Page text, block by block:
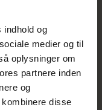
indhold og
medier og til
oplysninger om
partnere inden
og
disse
ørestik sølv kugle
zirkoniasten 4mm
kr
kr